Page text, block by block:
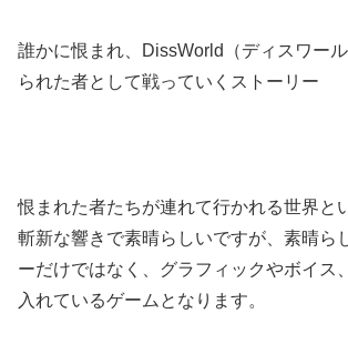
誰かに恨まれ、DissWorld（ディスワー
られた者として戦っていくストーリー
恨まれた者たちが連れて行かれる世界と
斬新な響きで素晴らしいですが、素晴ら
ーだけではなく、グラフィックやボイス
入れているゲームとなります。